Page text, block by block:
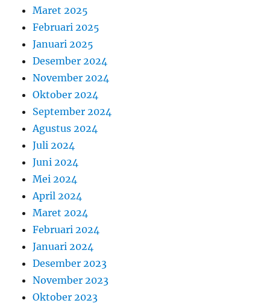
Maret 2025
Februari 2025
Januari 2025
Desember 2024
November 2024
Oktober 2024
September 2024
Agustus 2024
Juli 2024
Juni 2024
Mei 2024
April 2024
Maret 2024
Februari 2024
Januari 2024
Desember 2023
November 2023
Oktober 2023